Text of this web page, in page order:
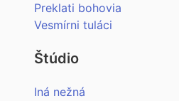
Preklati bohovia
Vesmírni tuláci
Štúdio
Iná nežná